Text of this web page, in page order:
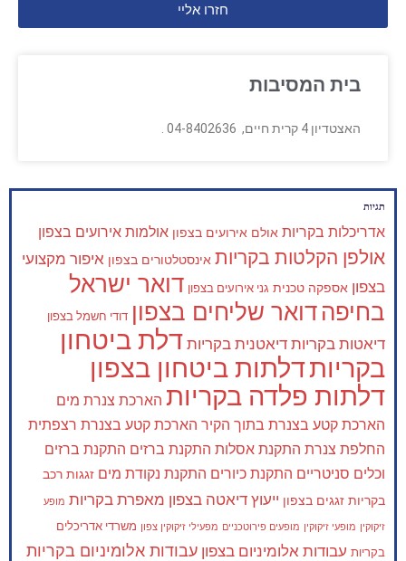
חזרו אליי
בית המסיבות
האצטדיון 4 קרית חיים, 04-8402636 .
תגיות
אדריכלות בקריות אולם אירועים בצפון אולמות אירועים בצפון
אולפן הקלטות בקריות אינסטלטורים בצפון איפור מקצועי
בצפון אספקה טכנית גני אירועים בצפון דואר ישראל
בחיפה דואר שליחים בצפון דודי חשמל בצפון
דיאטות בקריות דיאטנית בקריות דלת ביטחון
בקריותדלתות ביטחון בצפון
דלתות פלדה בקריות הארכת צנרת מים
הארכת קטע בצנרת בתוך הקיר הארכת קטע בצנרת רצפתית
החלפת צנרת התקנת אסלות התקנת ברזים התקנת ברזים
וכלים סניטריים התקנת כיורים התקנת נקודת מים זגגות רכב
בקריות זגגים בצפון ייעוץ דיאטה בצפון מאפרת בקריות מופע
זיקוקין מופעי זיקוקין מופעים פירוטכניים מפעילי זיקוקין צפון משרדי אדריכלים
בקריות עבודות אלומיניום בצפון עבודות אלומיניום בקריות